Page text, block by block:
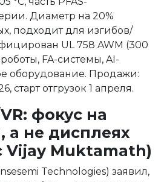
Диаметр на 20%
подходит для изгибов/
UL 758 AWM (300
FA-системы, AI-
оборудование. Продажи:
старт отгрузок 1 апреля.
фокус на
а не дисплеях
Vijay Muktamath)
Technologies) заявил,